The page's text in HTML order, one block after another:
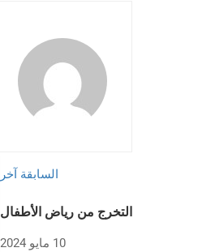
السابقة آخر
التخرج من رياض الأطفال
10 مايو 2024